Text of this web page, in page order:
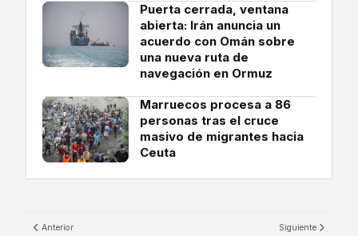
Puerta cerrada, ventana
abierta: Irán anuncia un
acuerdo con Omán sobre
una nueva ruta de
navegación en Ormuz
Marruecos procesa a 86
personas tras el cruce
masivo de migrantes hacia
Ceuta
Anterior Siguiente